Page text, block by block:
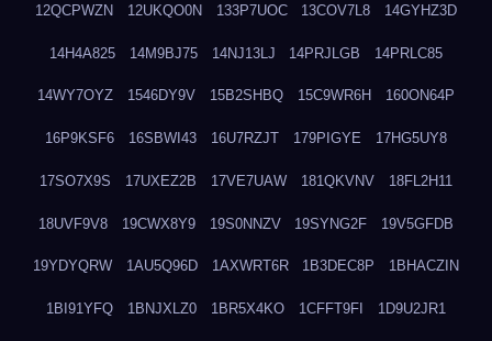
12QCPWZN 12UKQO0N 133P7UOC 13COV7L8 14GYHZ3D
14H4A825 14M9BJ75 14NJ13LJ 14PRJLGB 14PRLC85
14WY7OYZ 1546DY9V 15B2SHBQ 15C9WR6H 160ON64P
16P9KSF6 16SBWI43 16U7RZJT 179PIGYE 17HG5UY8
17SO7X9S 17UXEZ2B 17VE7UAW 181QKVNV 18FL2H11
18UVF9V8 19CWX8Y9 19S0NNZV 19SYNG2F 19V5GFDB
19YDYQRW 1AU5Q96D 1AXWRT6R 1B3DEC8P 1BHACZIN
1BI91YFQ 1BNJXLZ0 1BR5X4KO 1CFFT9FI 1D9U2JR1